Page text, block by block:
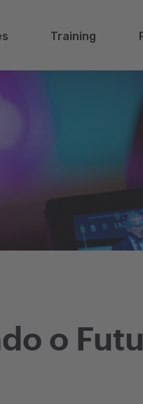
Training
o